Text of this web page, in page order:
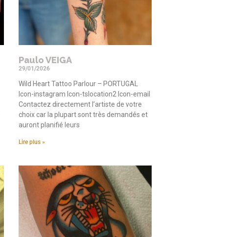
Paulo VEIGA
29/01/2026
Wild Heart Tattoo Parlour – PORTUGAL
Icon-instagram Icon-tslocation2 Icon-email
Contactez directement l’artiste de votre
choix car la plupart sont très demandés et
auront planifié leurs
Lire plus »